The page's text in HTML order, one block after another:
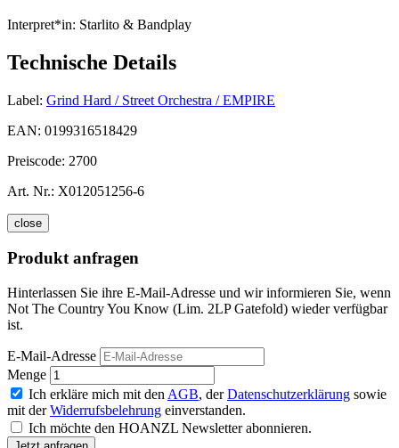
Interpret*in: Starlito & Bandplay
Technische Details
Label: Grind Hard / Street Orchestra / EMPIRE
EAN: 0199316518429
Preiscode: 2700
Art. Nr.: X012051256-6
close
Produkt anfragen
Hinterlassen Sie ihre E-Mail-Adresse und wir informieren Sie, wenn
Not The Country You Know (Lim. 2LP Gatefold) wieder verfügbar
ist.
E-Mail-Adresse
Menge
Ich erkläre mich mit den AGB, derDatenschutzerklärung sowie
mit derWiderrufsbelehrung einverstanden.
Ich möchte den HOANZL Newsletter abonnieren.